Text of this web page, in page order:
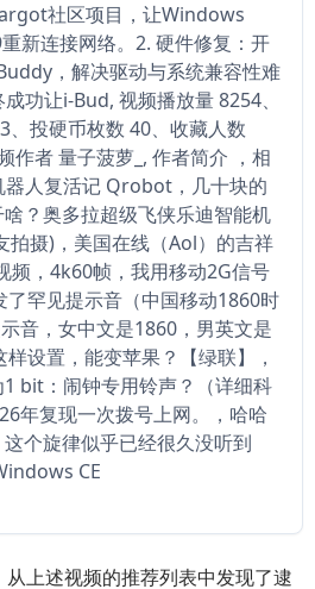
社区项目，让Windows
新连接网络。2. 硬件修复：开
，解决驱动与系统兼容性难
功让i-Bud, 视频播放量 8254、
、投硬币枚数 40、收藏人数
作者 量子菠萝_, 作者简介 ，相
人复活记 Qrobot，几十块的
？奥多拉超级飞侠乐迪智能机
拍摄)，美国在线（Aol）的吉祥
，4k60帧，我用移动2G信号
罕见提示音（中国移动1860时
音，女中文是1860，男英文是
设置，能变苹果？【绿联】，
bit：闹钟专用铃声？（详细科
年复现一次拨号上网。，哈哈
个旋律似乎已经很久没听到
CE
上述视频的推荐列表中发现了逮